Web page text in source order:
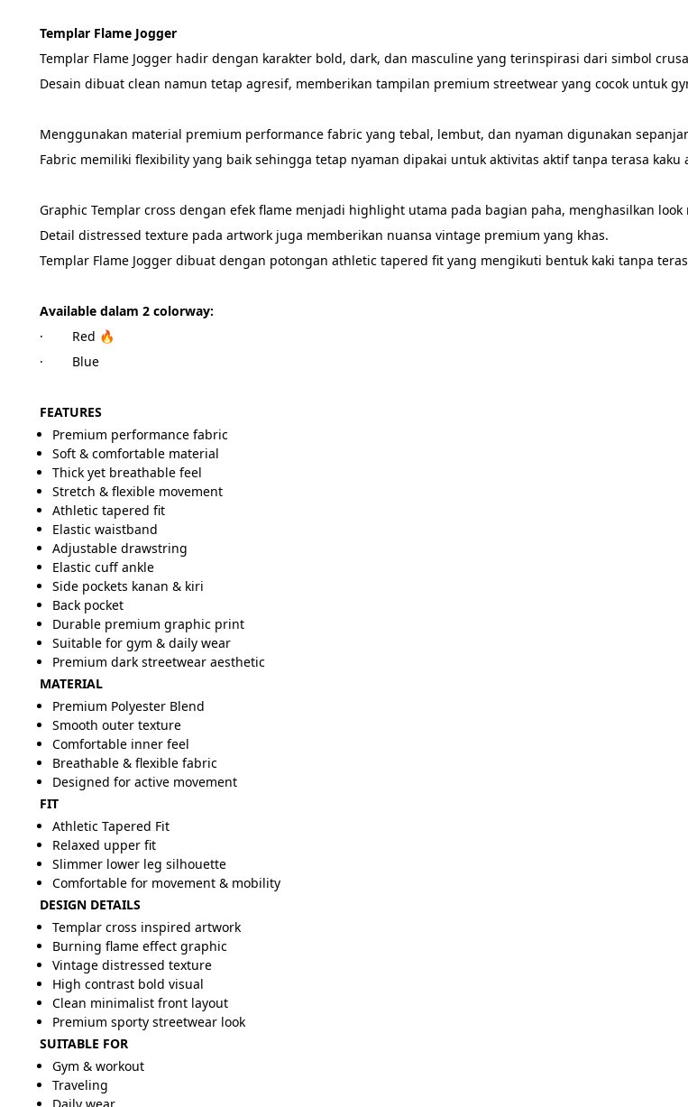
Templar Flame Jogger
Templar Flame Jogger hadir dengan karakter bold, dark, dan masculine yang terinspirasi dari simbol
Desain dibuat clean namun tetap agresif, memberikan tampilan premium streetwear yang cocok untuk
Menggunakan material premium performance fabric yang tebal, lembut, dan nyaman digunakan
Fabric memiliki flexibility yang baik sehingga tetap nyaman dipakai untuk aktivitas aktif tanpa terasa kaku
Graphic Templar cross dengan efek flame menjadi highlight utama pada bagian paha, menghasilkan
Detail distressed texture pada artwork juga memberikan nuansa vintage premium yang khas.
Templar Flame Jogger dibuat dengan potongan athletic tapered fit yang mengikuti bentuk kaki tanpa
Available dalam 2 colorway:
·        Red 🔥
·        Blue
FEATURES
Premium performance fabric
Soft & comfortable material
Thick yet breathable feel
Stretch & flexible movement
Athletic tapered fit
Elastic waistband
Adjustable drawstring
Elastic cuff ankle
Side pockets kanan & kiri
Back pocket
Durable premium graphic print
Suitable for gym & daily wear
Premium dark streetwear aesthetic
MATERIAL
Premium Polyester Blend
Smooth outer texture
Comfortable inner feel
Breathable & flexible fabric
Designed for active movement
FIT
Athletic Tapered Fit
Relaxed upper fit
Slimmer lower leg silhouette
Comfortable for movement & mobility
DESIGN DETAILS
Templar cross inspired artwork
Burning flame effect graphic
Vintage distressed texture
High contrast bold visual
Clean minimalist front layout
Premium sporty streetwear look
SUITABLE FOR
Gym & workout
Traveling